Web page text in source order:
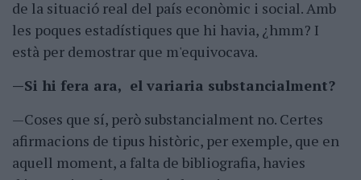
de la situació real del país econòmic i social. Amb
les poques estadístiques que hi havia, ¿hmm? I
està per demostrar que m'equivocava.
—Si hi fera ara, el variaria substancialment?
—Coses que sí, però substancialment no. Certes
afirmacions de tipus històric, per exemple, que en
aquell moment, a falta de bibliografia, havies